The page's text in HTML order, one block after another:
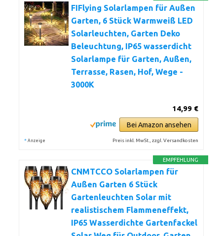
FIFlying Solarlampen für Außen
Garten, 6 Stück Warmweiß LED
Solarleuchten, Garten Deko
Beleuchtung, IP65 wasserdicht
Solarlampe für Garten, Außen,
Terrasse, Rasen, Hof, Wege -
3000K
14,99 €
Bei Amazon ansehen
* Anzeige Preis inkl. MwSt., zzgl. Versandkosten
EMPFEHLUNG
CNMTCCO Solarlampen für
Außen Garten 6 Stück
Gartenleuchten Solar mit
realistischem Flammeneffekt,
IP65 Wasserdichte Gartenfackel